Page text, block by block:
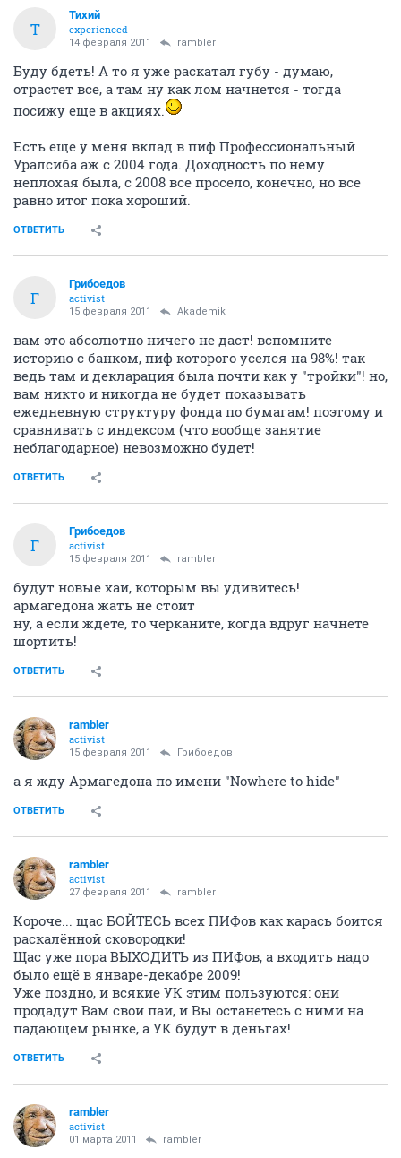
Т
Тихий
experienced
14 февраля 2011 rambler
Буду бдеть! А то я уже раскатал губу - думаю,
отрастет все, а там ну как лом начнется - тогда
посижу еще в акциях.
Есть еще у меня вклад в пиф Профессиональный
Уралсиба аж с 2004 года. Доходность по нему
неплохая была, с 2008 все просело, конечно, но все
равно итог пока хороший.
ОТВЕТИТЬ
Г
Грибоедов
activist
15 февраля 2011 Akademik
вам это абсолютно ничего не даст! вспомните
историю с банком, пиф которого уселся на 98%! так
ведь там и декларация была почти как у "тройки"! но,
вам никто и никогда не будет показывать
ежедневную структуру фонда по бумагам! поэтому и
сравнивать с индексом (что вообще занятие
неблагодарное) невозможно будет!
ОТВЕТИТЬ
Г
Грибоедов
activist
15 февраля 2011 rambler
будут новые хаи, которым вы удивитесь!
армагедона жать не стоит
ну, а если ждете, то черканите, когда вдруг начнете
шортить!
ОТВЕТИТЬ
rambler
activist
15 февраля 2011 Грибоедов
а я жду Армагедона по имени "Nowhere to hide"
ОТВЕТИТЬ
rambler
activist
27 февраля 2011 rambler
Короче... щас БОЙТЕСЬ всех ПИФов как карась боится
раскалённой сковородки!
Щас уже пора ВЫХОДИТЬ из ПИФов, а входить надо
было ещё в январе-декабре 2009!
Уже поздно, и всякие УК этим пользуются: они
продадут Вам свои паи, и Вы останетесь с ними на
падающем рынке, а УК будут в деньгах!
ОТВЕТИТЬ
rambler
activist
01 марта 2011 rambler